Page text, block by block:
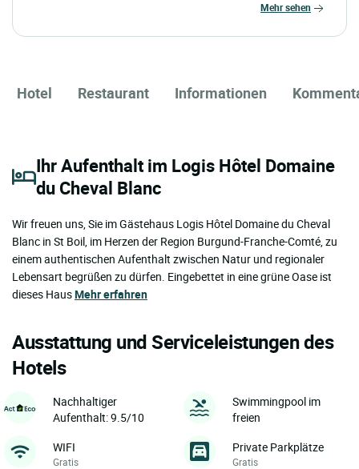
mehr sehen
Hotel Restaurant Informationen
Ihr Aufenthalt im Logis Hôtel Domaine
du Cheval Blanc
Wir freuen uns, Sie im Gästehaus Logis Hôtel Domaine du Cheval
Blanc in St Boil, im Herzen der Region Burgund-Franche-Comté, zu
einem authentischen Aufenthalt zwischen Natur und regionaler
Lebensart begrüßen zu dürfen. Eingebettet in eine grüne Oase ist
dieses HausMehr erfahren
Ausstattung und Serviceleistungen des
Hotels
Nachhaltiger
Aufenthalt: 9.5/10
Swimmingpool im
freien
WIFI
Gratis
Private Parkplätze
Gratis